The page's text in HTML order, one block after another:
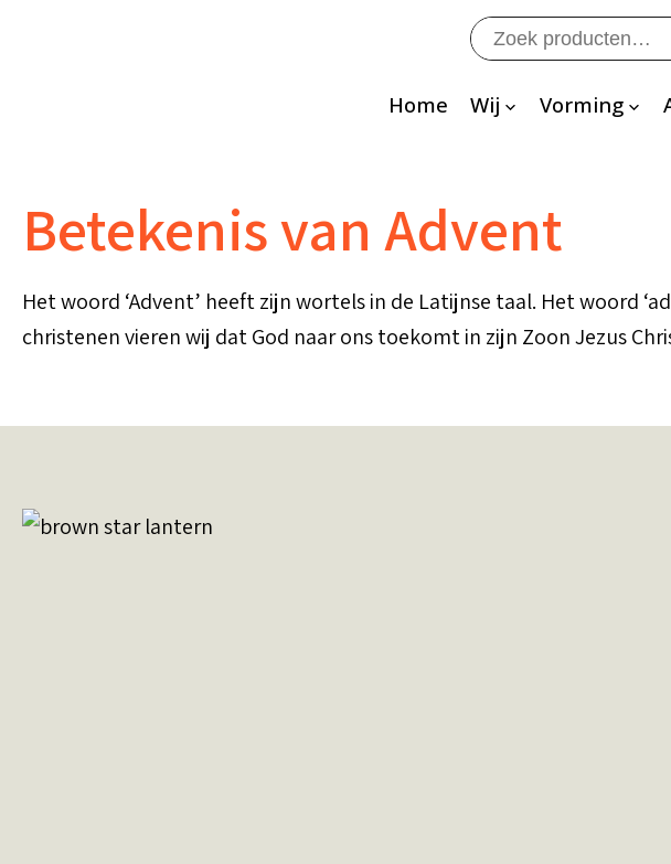
Zoeken
naar:
Home Wij Vorming
Betekenis van Advent
Het woord ‘Advent’ heeft zijn wortels in de Latijnse taal. Het woord
christenen vieren wij dat God naar ons toekomt in zijn Zoon Jezus